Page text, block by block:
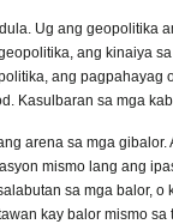
Ug ang geopolitika
ang kinaiya
ang pagpahayag
Kasulbaran sa mga
arena sa mga
mismo lang ang
sa mga balor,
kay balor mismo